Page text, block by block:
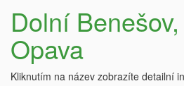
Dolní
Opava
Kliknutím na název zobrazíte detailní